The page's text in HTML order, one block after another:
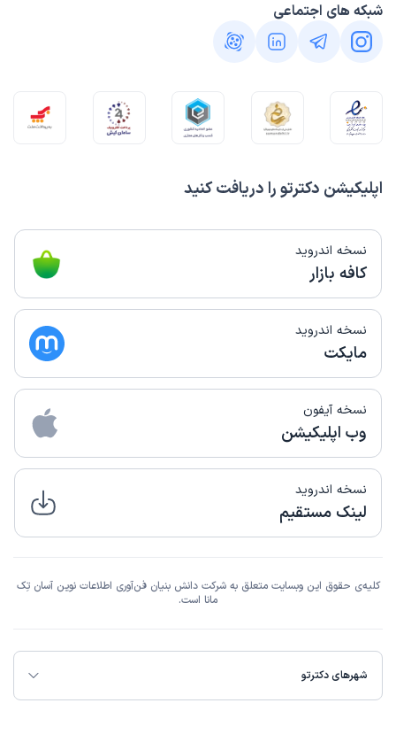
اپلیکیشن دکترتو را دریافت کنید
نسخه اندروید
کافه بازار
نسخه اندروید
مایکت
نسخه آیفون
وب اپلیکیشن
نسخه اندروید
لینک مستقیم
شبکه های اجتماعی
کلیه‌ی حقوق این وبسایت متعلق به شرکت دانش بنیان فن‌آوری اطلاعات نوین آسان تِک
مانا است.
شهرهای دکترتو